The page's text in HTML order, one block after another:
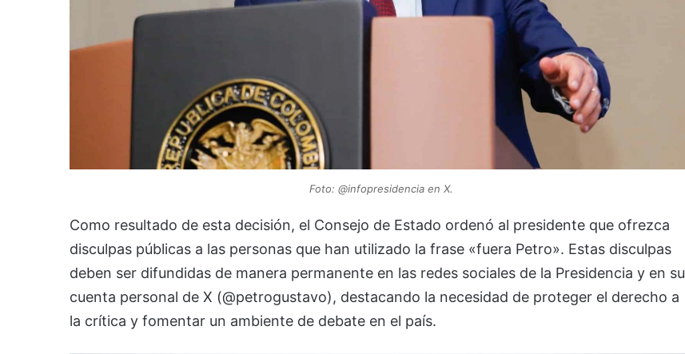
Foto: @infopresidencia en X.
Como resultado de esta decisión, el Consejo de Estado ordenó al presidente que ofrezca
disculpas públicas a las personas que han utilizado la frase «fuera Petro». Estas disculpas
deben ser difundidas de manera permanente en las redes sociales de la Presidencia y en su
cuenta personal de X (@petrogustavo), destacando la necesidad de proteger el derecho a
la crítica y fomentar un ambiente de debate en el país.